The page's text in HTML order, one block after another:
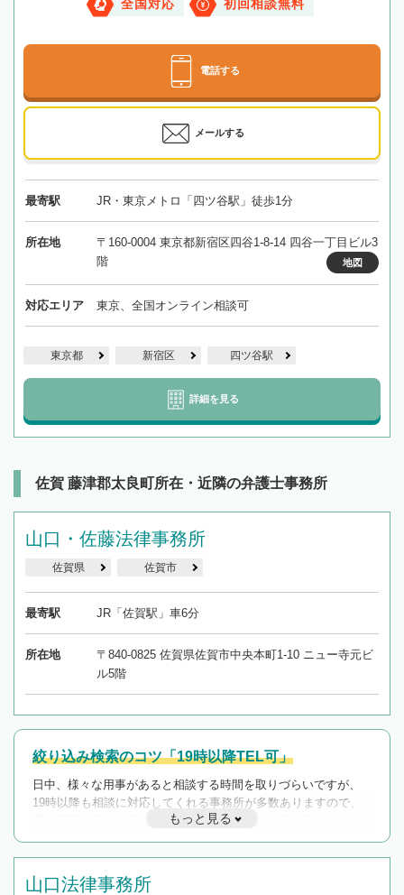
全国対応 初回相談無料
電話する
メールする
最寄駅 JR・東京メトロ「四ツ谷駅」徒歩1分
所在地
〒160-0004 東京都新宿区四谷1-8-14 四谷一丁目ビル3
階
地図
対応エリア 東京、全国オンライン相談可
東京都 新宿区 四ツ谷駅
詳細を見る
佐賀 藤津郡太良町所在・近隣の弁護士事務所
山口・佐藤法律事務所
佐賀県 佐賀市
最寄駅 JR「佐賀駅」車6分
所在地
〒840-0825 佐賀県佐賀市中央本町1-10 ニュー寺元ビ
ル5階
絞り込み検索のコツ「19時以降TEL可」
日中、様々な用事があると相談する時間を取りづらいですが、
19時以降も相談に対応してくれる事務所が多数ありますので、
遅い時間の相談が増えそうな場合はそのような事務所に絞り込
んで検索してみましょう。
もっと見る
山口法律事務所